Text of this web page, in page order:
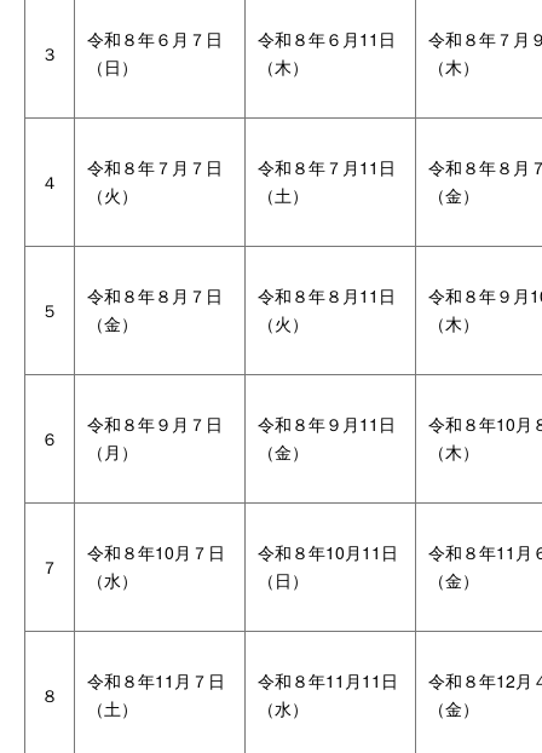
３
令和８年６月７日
（日）
令和８年６月11日
（木）
令和８年７月
（木）
４
令和８年７月７日
（火）
令和８年７月11日
（土）
令和８年８月
（金）
５
令和８年８月７日
（金）
令和８年８月11日
（火）
令和８年９月
（木）
６
令和８年９月７日
（月）
令和８年９月11日
（金）
令和８年10月
（木）
７
令和８年10月７日
（水）
令和８年10月11日
（日）
令和８年11月
（金）
８
令和８年11月７日
（土）
令和８年11月11日
（水）
令和８年12月
（金）